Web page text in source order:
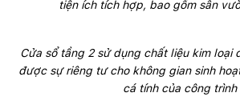
tiện ích tích hợp, bao gồm sân
Cửa sổ tầng 2 sử dụng chất liệu kim loại
được sự riêng tư cho không gian sinh
cá tính của công trình